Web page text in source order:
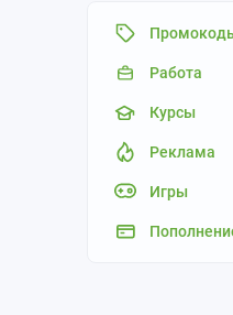
Работа
Курсы
Реклама
Игры